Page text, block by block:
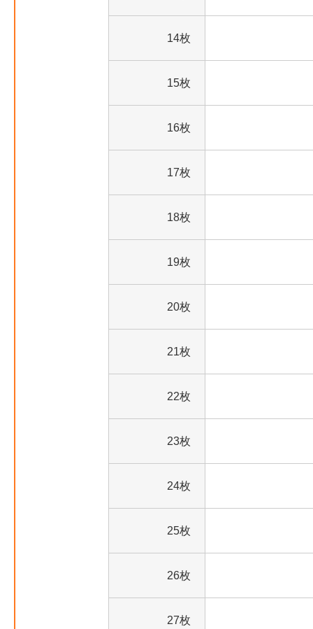
14枚
15枚
16枚
17枚
18枚
19枚
20枚
21枚
22枚
23枚
24枚
25枚
26枚
27枚